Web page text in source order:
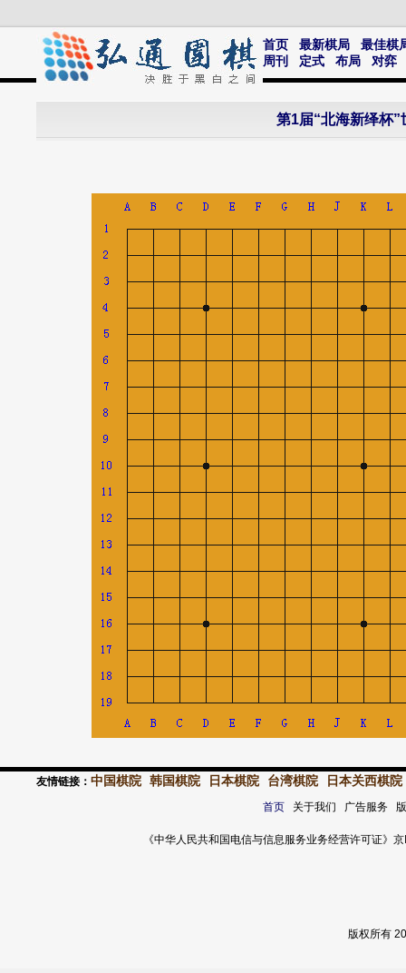
首页 最新棋局
最佳棋
周刊
定式 布局 对弈
第1届“北海新绎杯
友情链接： 中国棋院 韩国棋院 日本棋院 台湾棋院 日本关西棋院
首页关于我们 广告服务
《中华人民共和国电信与信息服务业务经营许可证
版权所有